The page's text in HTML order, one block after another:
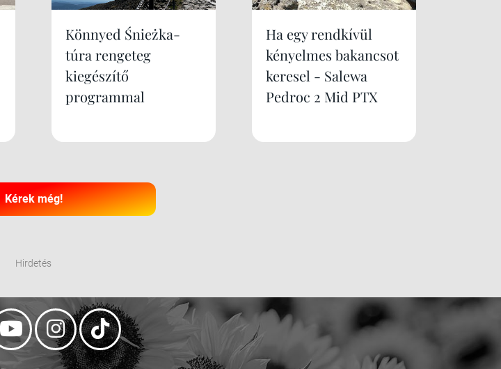
Könnyed Śnieżka-
túra rengeteg
kiegészítő
programmal
Ha egy rendkívül
kényelmes bakancsot
keresel - Salewa
Pedroc 2 Mid PTX
Kérek még!
Hirdetés